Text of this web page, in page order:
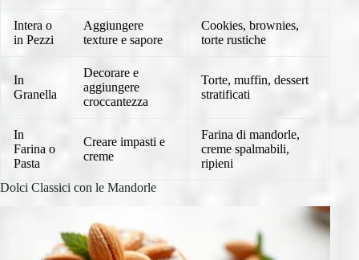
Intera o
in Pezzi
Aggiungere
texture e sapore
Cookies, brownies,
torte rustiche
In
Granella
Decorare e
aggiungere
croccantezza
Torte, muffin, dessert
stratificati
In
Farina o
Pasta
Creare impasti e
creme
Farina di mandorle,
creme spalmabili,
ripieni
Dolci Classici con le Mandorle